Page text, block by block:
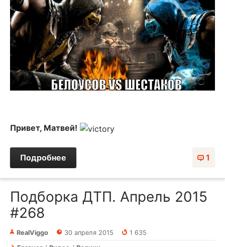
Привет, Матвей!
1
Подробнее
Подборка ДТП. Апрель 2015
#268
RealViggo 30 апреля 2015
1 635